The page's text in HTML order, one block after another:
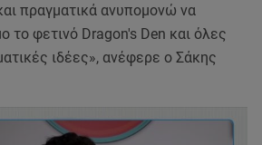
πραγματικά ανυπομονώ να
το φετινό Dragon's Den και όλες
ιδέες», ανέφερε ο Σάκης